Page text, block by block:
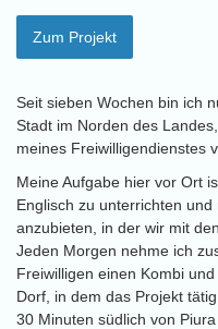
Zum Projekt
Seit sieben Wochen bin ich
Stadt im Norden des
meines Freiwilligendienstes
Meine Aufgabe hier vor Ort
Englisch zu unterrichten
anzubieten, in der wir mit
Jeden Morgen nehme ich
Freiwilligen einen Kombi
Dorf, in dem das Projekt
30 Minuten südlich von